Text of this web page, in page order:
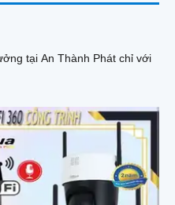
tại An Thành Phát chỉ với